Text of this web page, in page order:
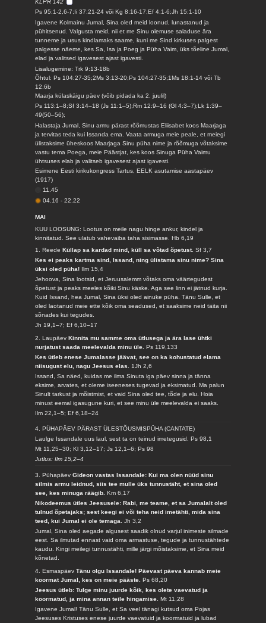
KLPR 142
Ps 95:1-2,6-7;Ii 37:21-24 või Kg 8:16-17;Ef 4:1-6;Jh 15:1-10
Igavene Kolmainu Jumal, Sina oled meid loonud, lunastanud ja
pühitsenud. Valgusta meid, nii et me Sinu olemuse saladuse ära
tunneme ja usus kindlamaks saame, kuni me Sind kirkuses palgest
palgesse näeme, kes Sa, Isa ja Poeg ja Püha Vaim, üks tõeline Jumal,
elad ja valitsed igavesest ajast igavesti.
Lisalugemine: Trk 9:13-18b
Õhtul: Ps 104:27-35;2Ms 3:13-20;Ps 104:27-35;1Ms 18:1-14 või Tb
12:6b
Maarja külaskäigu päev (võib pidada ka 2. juulil)
Ps 113:1–8;Sf 3:14–18 (Js 11:1–5);Rm 12:9–16 (Gl 4:3–7);Lk 1:39–
49(50–56);
Halastaja Jumal, Sinu armu pärast rõõmustas Eliisabet koos Maarjaga
ja tervitas teda kui Issanda ema. Vaata armuga meie peale, et meiegi
ülistaksime üheskoos Maarjaga Sinu püha nime ja rõõmuga võtaksime
vastu tema Poega, meie Päästjat, kes koos Sinuga Püha Vaimu
ühtsuses elab ja valitseb igavesest ajast igavesti.
Esimene Eesti kirikukongress Tartus, EELK asutamise aastapäev
(1917)
11.45
04.16-22.22
MAI
KUU LOOSUNG: Lootus on meile nagu hinge ankur, kindel ja
kinnitatud. See ulatub vahevaiba taha sisimasse.Hb 6,19
1. ReedeKüllap sa kardad mind, küll sa võtad õpetust.Sf 3,7
Kes ei peaks kartma sind, Issand, ning ülistama sinu nime? Sina
üksi oled püha! Ilm 15,4
Jehoova, Sina lootsid, et Jeruusalemm võtaks oma väärtegudest
õpetust ja peaks meeles kõiki Sinu käske. Aga see linn ei jätnud kurja.
Kuid Issand, hea Jumal, Sina üksi oled ainuke püha. Tänu Sulle, et
oled laotanud meie ette kõik oma seadused, et saaksime neid täita nii
sõnades kui tegudes.
Jh 19,1–7; Ef 6,10–17
2. LaupäevKinnita mu samme oma ütlusega ja ära lase ühtki
nurjatust saada meelevalda minu üle.Ps 119,133
Kes ütleb enese Jumalasse jäävat, see on ka kohustatud elama
niisugust elu, nagu Jeesus elas. 1Jh 2,6
Issand, Sa näed, kuidas me ilma Sinuta iga päev sinna ja tänna
eksime, arvates, et oleme iseeneses tugevad ja eksimatud. Ma palun
Sinult tarkust ja mõistmist, et vaid Sina oled tee, tõde ja elu. Hoia
minust eemal igasugune kuri, et see minu üle meelevalda ei saaks.
Ilm 22,1–5; Ef 6,18–24
4. PÜHAPÄEV PÄRAST ÜLESTÕUSMISPÜHA (CANTATE)
Laulge Issandale uus laul, sest ta on teinud imetegusid.Ps 98,1
Mt 11,25–30; Kl 3,12–17; Js 12,1–6; Ps 98
Jutlus: Ilm 15,2–4
3. PühapäevGideon vastas Issandale: Kui ma olen nüüd sinu
silmis armu leidnud, siis tee mulle üks tunnustäht, et sina oled
see, kes minuga räägib.Km 6,17
Nikodeemus ütles Jeesusele: Rabi, me teame, et sa Jumalalt oled
tulnud õpetajaks; sest keegi ei või teha neid imetähti, mida sina
teed, kui Jumal ei ole temaga.Jh 3,2
Jumal, Sina oled aegade algusest saadik olnud varjul inimeste silmade
eest. Sa ilmutad ennast vaid oma armastuse, tegude ja tunnustähtede
kaudu. Kingi meilegi tunnustähti, mille järgi mõistaksime, et Sina meid
kõnetad.
4. EsmaspäevTänu olgu Issandale! Päevast päeva kannab meie
koormat Jumal, kes on meie pääste.Ps 68,20
Jeesus ütleb: Tulge minu juurde kõik, kes olete vaevatud ja
koormatud, ja mina annan teile hingamise.Mt 11,28
Igavene Jumal! Tänu Sulle, et Sa veel tänagi kutsud oma Pojas
Jeesuses Kristuses enese juurde vaevatuid ja koormatuid ja lubad